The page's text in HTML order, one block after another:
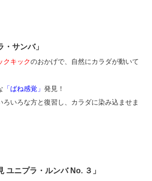
・サンバ」
クキックのおかげで、自然にカラダが動いて
「ばね感覚」 発見！
ろいろな方と復習し、カラダに染み込ませま
ユニプラ・ルンバ No. ３」